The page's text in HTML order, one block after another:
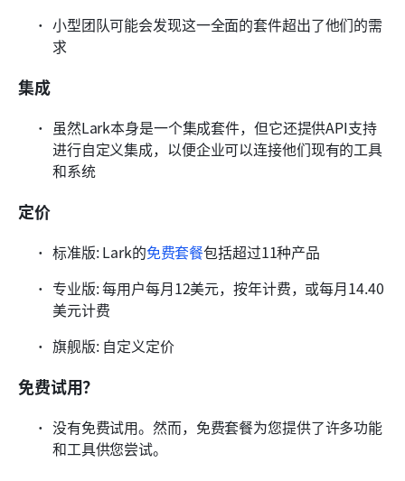
小型团队可能会发现这一全面的套件超出了他们的需
求
集成
虽然Lark本身是一个集成套件，但它还提供API支持
进行自定义集成，以便企业可以连接他们现有的工具
和系统
定价
标准版: Lark的免费套餐包括超过11种产品
专业版: 每用户每月12美元，按年计费，或每月14.40
美元计费
旗舰版: 自定义定价
免费试用？
没有免费试用。然而，免费套餐为您提供了许多功能
和工具供您尝试。